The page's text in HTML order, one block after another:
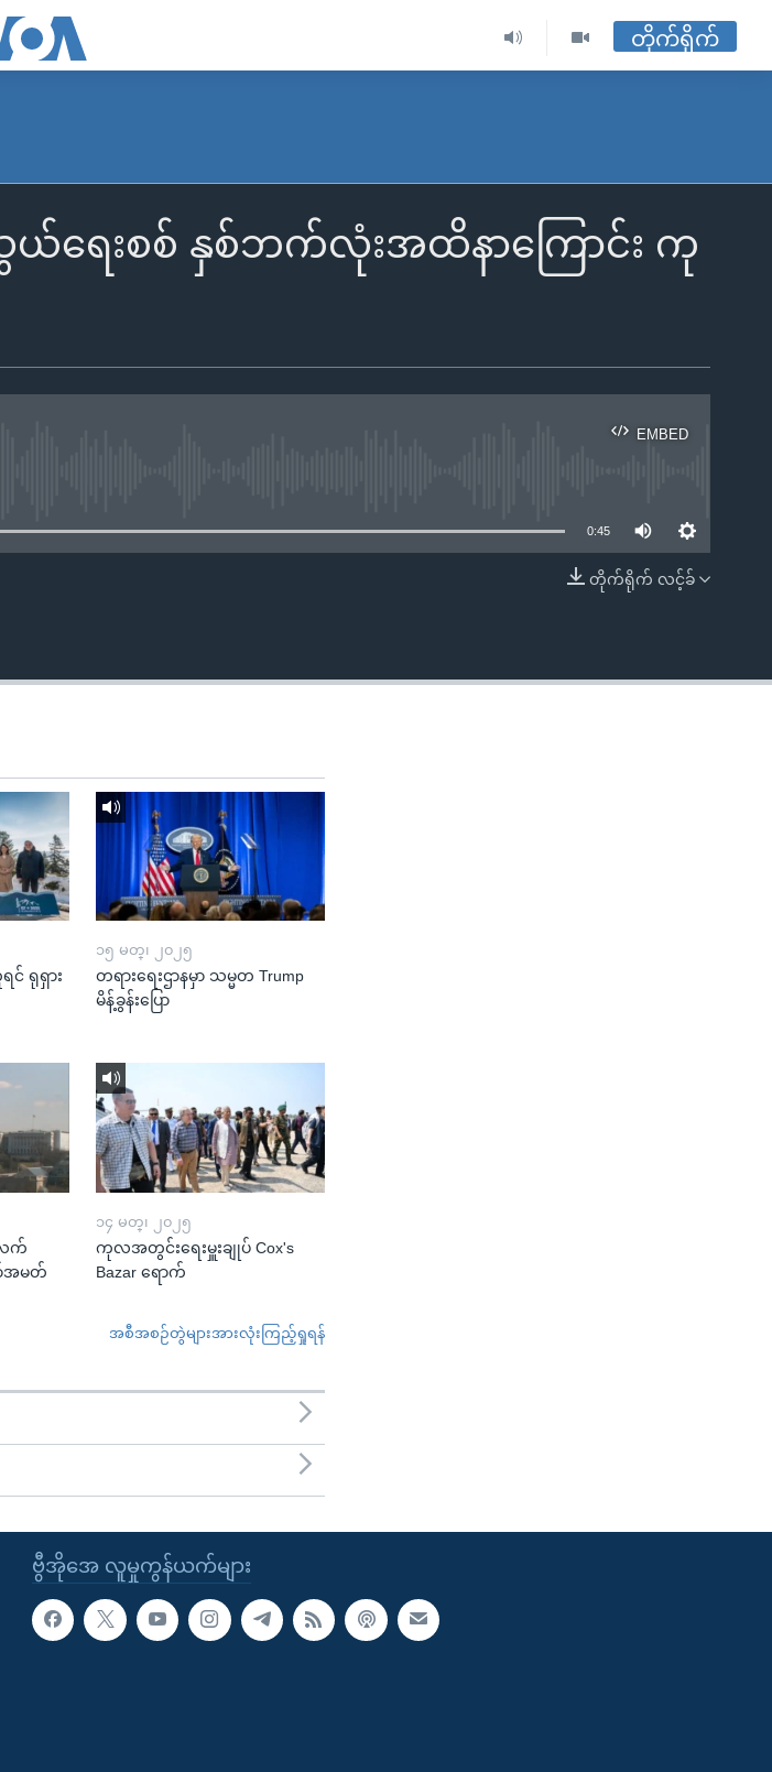
တိုက်ရိုက်
ေးစစ် နှစ်ဘက်လုံးအထိနာကြောင်း ကု
EMBED
EMBED
0:45
တိုက်ရိုက် လင့်ခ်
ရုရှား
၁၅ မတ္၊ ၂၀၂၅
တရားရေးဌာနမှာ သမ္မတ Trump
မိန့်ခွန်းပြော
က်
အမတ်
၁၄ မတ္၊ ၂၀၂၅
ကုလအတွင်းရေးမှူးချုပ် Cox's
Bazar ရောက်
အစီအစဉ်တွဲများအားလုံးကြည့်ရှုရန်
ဗွီအိုအေ လူမှုကွန်ယက်များ